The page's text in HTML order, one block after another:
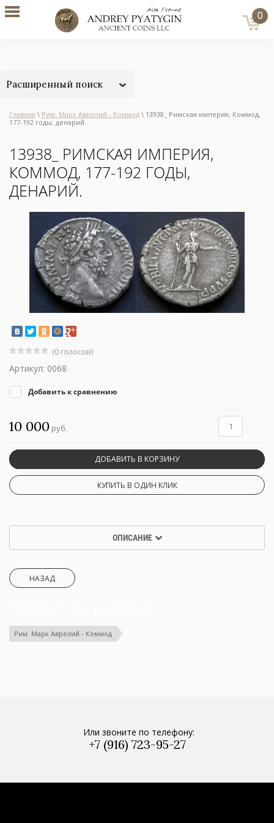
0
Расширенный поиск
Главная \ Рим: Марк Аврелий - Коммод \ 13938_ Римская империя, Коммод,
177-192 годы, денарий.
13938_ РИМСКАЯ ИМПЕРИЯ,
КОММОД, 177-192 ГОДЫ,
ДЕНАРИЙ.
(0 голосов)
Артикул: 0068
Добавить к сравнению
10 000 руб.
ДОБАВИТЬ В КОРЗИНУ
КУПИТЬ В ОДИН КЛИК
ОПИСАНИЕ
НАЗАД
Рим: Марк Аврелий - Коммод
Или звоните по телефону:
+7 (916) 723-95-27